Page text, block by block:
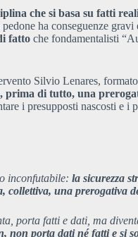
che si basa su fatti
ha conseguenze
fatto che fondamentalisti
Silvio Lenares,
prima di tutto, una
i presupposti nascosti e
inconfutabile: la sicurezza
collettiva, una prerogativa
porta fatti e dati, ma
non porta dati né fatti e si